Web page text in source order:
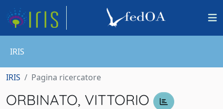
IRIS
IRIS Pagina ricercatore
ORBINATO, VITTORIO